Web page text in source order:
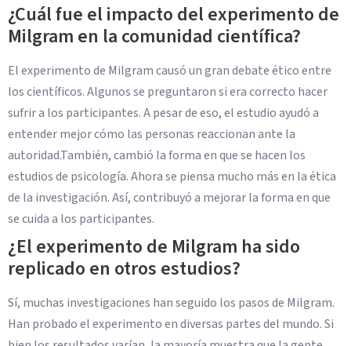
¿Cuál fue el impacto del experimento de
Milgram en la comunidad científica?
El experimento de Milgram causó un gran debate ético entre
los científicos. Algunos se preguntaron si era correcto hacer
sufrir a los participantes. A pesar de eso, el estudio ayudó a
entender mejor cómo las personas reaccionan ante la
autoridad.También, cambió la forma en que se hacen los
estudios de psicología. Ahora se piensa mucho más en la ética
de la investigación. Así, contribuyó a mejorar la forma en que
se cuida a los participantes.
¿El experimento de Milgram ha sido
replicado en otros estudios?
Sí, muchas investigaciones han seguido los pasos de Milgram.
Han probado el experimento en diversas partes del mundo. Si